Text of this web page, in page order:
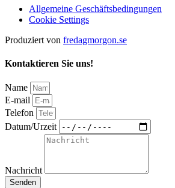
Allgemeine Geschäftsbedingungen
Cookie Settings
Produziert von fredagmorgon.se
Kontaktieren Sie uns!
Name
E-mail
Telefon
Datum/Urzeit
Nachricht
Senden